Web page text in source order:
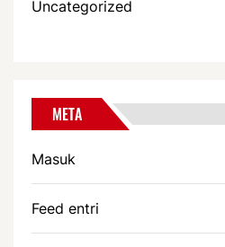
Uncategorized
META
Masuk
Feed entri